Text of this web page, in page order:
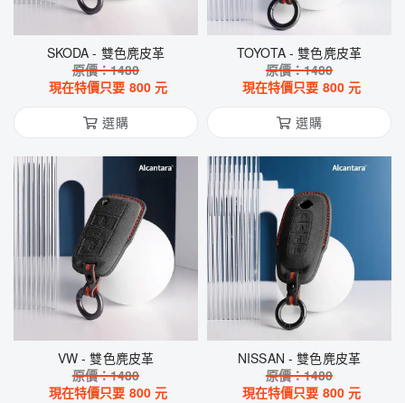
SKODA - 雙色麂皮革
原價：1480
現在特價只要 800 元
選購
TOYOTA - 雙色麂皮革
原價：1480
現在特價只要 800 元
選購
VW - 雙色麂皮革
原價：1480
現在特價只要 800 元
NISSAN - 雙色麂皮革
原價：1480
現在特價只要 800 元